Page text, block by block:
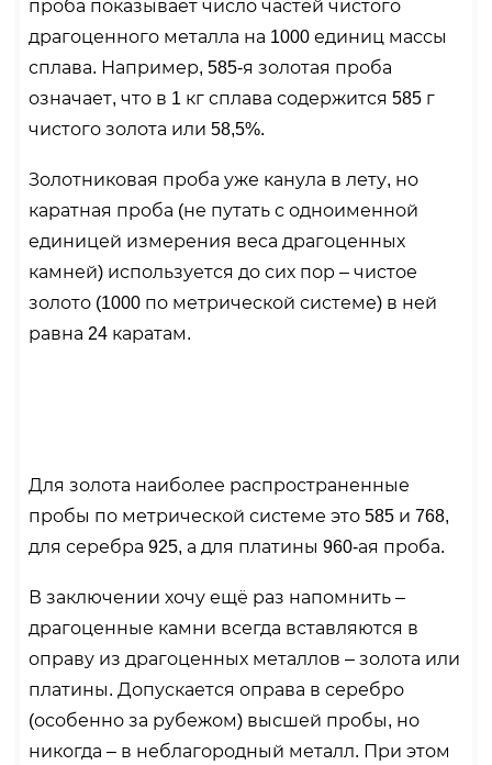
проба показывает число частей чистого
драгоценного металла на 1000 единиц массы
сплава. Например, 585-я золотая проба
означает, что в 1 кг сплава содержится 585 г
чистого золота или 58,5%.
Золотниковая проба уже канула в лету, но
каратная проба (не путать с одноименной
единицей измерения веса драгоценных
камней) используется до сих пор – чистое
золото (1000 по метрической системе) в ней
равна 24 каратам.
Для золота наиболее распространенные
пробы по метрической системе это 585 и 768,
для серебра 925, а для платины 960-ая проба.
В заключении хочу ещё раз напомнить –
драгоценные камни всегда вставляются в
оправу из драгоценных металлов – золота или
платины. Допускается оправа в серебро
(особенно за рубежом) высшей пробы, но
никогда – в неблагородный металл. При этом